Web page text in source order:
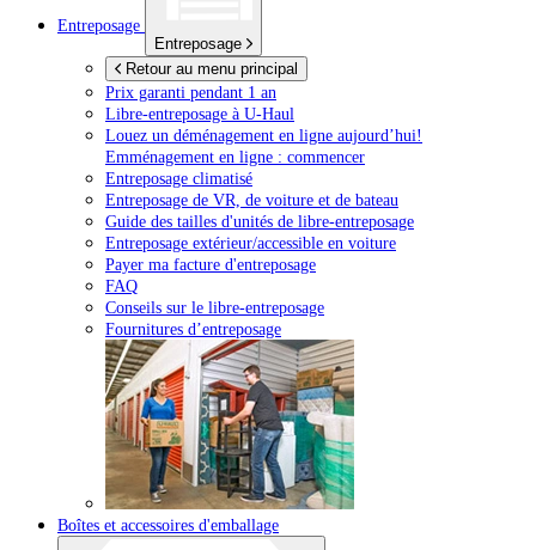
Entreposage
Entreposage
Retour au menu principal
Prix garanti pendant 1 an
Libre-entreposage à U-Haul
Louez un déménagement en ligne aujourd’hui!
Emménagement en ligne : commencer
Entreposage climatisé
Entreposage de VR, de voiture et de bateau
Guide des tailles d'unités de libre-entreposage
Entreposage extérieur/accessible en voiture
Payer ma facture d'entreposage
FAQ
Conseils sur le libre-entreposage
Fournitures d’entreposage
Boîtes et accessoires d'emballage